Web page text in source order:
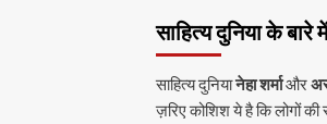
साहित्य दुनिया के बारे में
साहित्य दुनियानेहा शर्माऔर
ज़रिए कोशिश ये है कि लोगों की